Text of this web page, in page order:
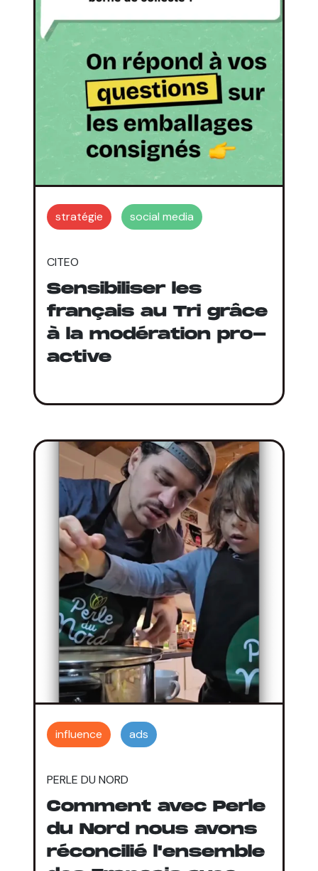
stratégie social media
CITEO
Sensibiliser les
français au Tri grâce
à la modération pro-
active
influence ads
PERLE DU NORD
Comment avec Perle
du Nord nous avons
réconcilié l'ensemble